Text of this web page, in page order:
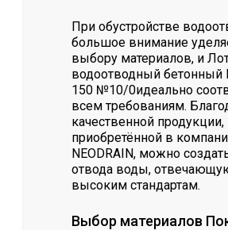
При обустройстве
большое внимание
выбору материалов, и
водоотводный бетонный
150 №10/0идеально
всем требованиям.
качественной продукции,
приобретённой в
NEODRAIN, можно
отвода воды,
высоким стандартам.
Выбор материалов